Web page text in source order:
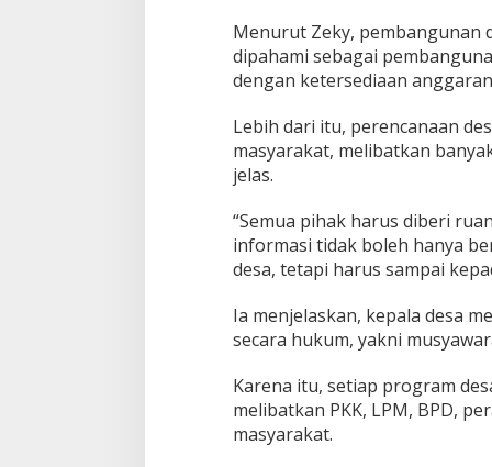
Menurut Zeky, pembangunan
dipahami sebagai
dengan ketersediaan
Lebih dari itu, perencanaan
masyarakat, melibatkan
jelas.
“Semua pihak harus diberi
informasi tidak boleh hanya
desa, tetapi harus sampai
Ia menjelaskan, kepala desa
secara hukum, yakni
Karena itu, setiap program
melibatkan PKK, LPM, BPD,
masyarakat.